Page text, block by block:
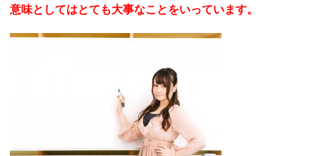
意味としてはとても大事なことをいっています。